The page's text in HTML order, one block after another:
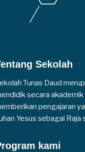
Sekolah
Tunas Daud
secara
pengajaran
Yesus sebagai Raja
kami